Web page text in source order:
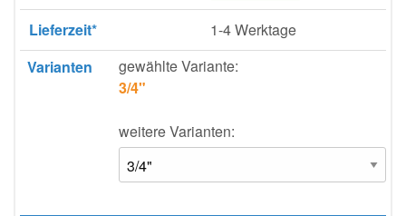
Lieferzeit*
1-4 Werktage
Varianten
gewählte Variante:
3/4"
weitere Varianten: